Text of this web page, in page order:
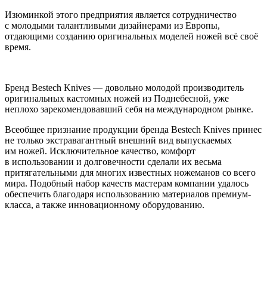
Изюминкой этого предприятия является сотрудничество
с молодыми талантливыми дизайнерами из Европы,
отдающими созданию оригинальных моделей ножей всё своё
время.
Бренд Bestech Knives — довольно молодой производитель
оригинальных кастомных ножей из Поднебесной, уже
неплохо зарекомендовавший себя на международном рынке.
Всеобщее признание продукции бренда Bestech Knives принес
не только экстравагантный внешний вид выпускаемых
им ножей. Исключительное качество, комфорт
в использовании и долговечности сделали их весьма
притягательными для многих известных ножеманов со всего
мира. Подобный набор качеств мастерам компании удалось
обеспечить благодаря использованию материалов премиум-
класса, а также инновационному оборудованию.